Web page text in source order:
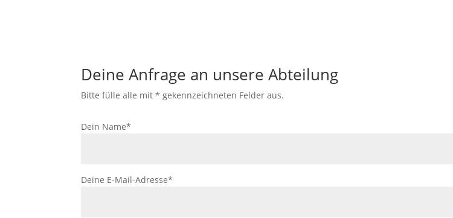
Deine Anfrage an unsere Abteilung
Bitte fülle alle mit * gekennzeichneten Felder aus.
Dein Name*
Deine E-Mail-Adresse*